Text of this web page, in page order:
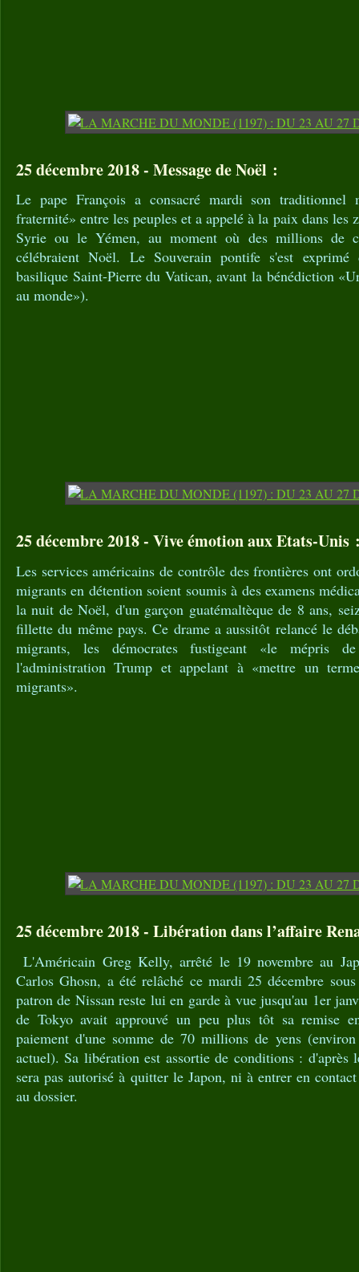
25 décembre 2018 - Message de Noël :
Le pape François a consacré mardi son traditionnel
fraternité» entre les peuples et a appelé à la paix dans les
Syrie ou le Yémen, au moment où des millions de
célébraient Noël. Le Souverain pontife s'est
basilique Saint-Pierre du Vatican, avant la bénédiction
au monde»).
25 décembre 2018 - Vive émotion aux Etats-Unis
Les services américains de contrôle des frontières ont
migrants en détention soient soumis à des examens
la nuit de Noël, d'un garçon guatémaltèque de 8 ans,
fillette du même pays. Ce drame a aussitôt relancé le
migrants, les démocrates fustigeant «le mépris
l'administration Trump et appelant à «mettre un
migrants».
25 décembre 2018 - Libération dans l’affaire
L'Américain Greg Kelly, arrêté le 19 novembre au
Carlos Ghosn, a été relâché ce mardi 25 décembre
patron de Nissan reste lui en garde à vue jusqu'au 1er
de Tokyo avait approuvé un peu plus tôt sa remise
paiement d'une somme de 70 millions de yens
actuel). Sa libération est assortie de conditions : d'après
sera pas autorisé à quitter le Japon, ni à entrer en
au dossier.